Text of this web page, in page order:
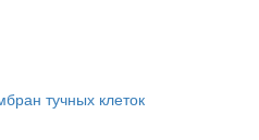
тучных клеток